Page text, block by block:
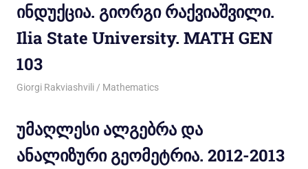
ინდუქცია. გიორგი რაქვიაშვილი.
Ilia State University. MATH GEN
103
03/11/2012
Giorgi Rakviashvili Mathematics
უმაღლესი ალგებრა და
ანალიზური გეომეტრია. 2012-2013